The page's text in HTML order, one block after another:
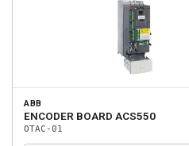
ABB
ENCODER BOARD ACS550
OTAC-01